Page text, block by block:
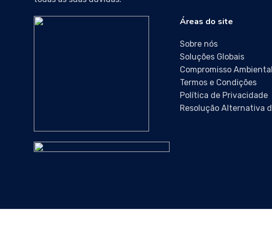
Áreas do site
Sobre nós
Soluções Globais
Compromisso Ambiental
Termos e Condições
Política de Privacidade
Resolução Alternativa